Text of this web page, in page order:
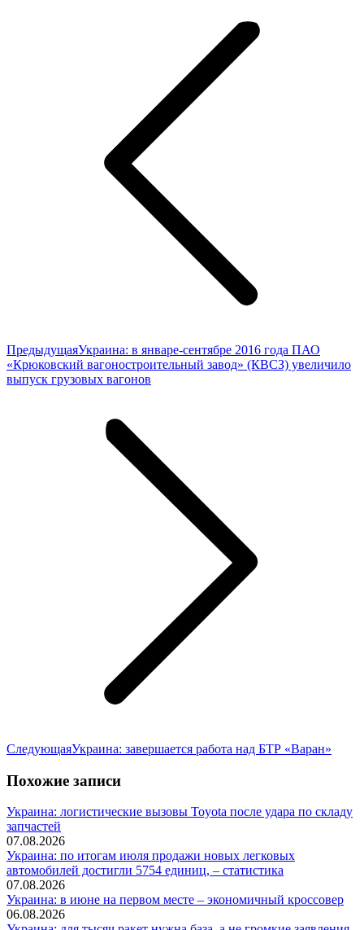
ПредыдущаяПредыдущая
запись:
Украина: в январе-сентябре 2016 года ПАО
«Крюковский вагоностроительный завод» (КВСЗ) увеличило
выпуск грузовых вагонов
СледующаяСледующая
Украина: завершается работа над БТР «Варан»
Похожие записи
Украина: логистические вызовы Toyota после удара по складу
запчастей
07.08.2026
Украина: по итогам июля продажи новых легковых
автомобилей достигли 5754 единиц, – статистика
07.08.2026
Украина: в июне на первом месте – экономичный кроссовер
06.08.2026